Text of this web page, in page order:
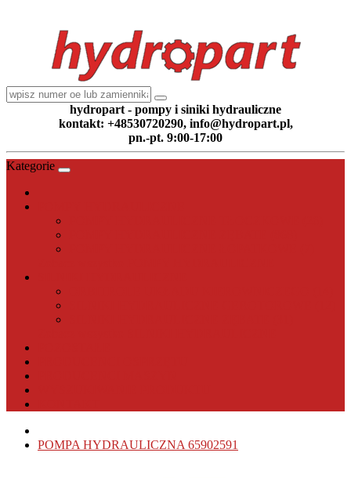
hydropart - pompy i siniki hydrauliczne
kontakt: +48530720290, info@hydropart.pl,
pn.-pt. 9:00-17:00
Kategorie
POMPA HYDRAULICZNA 65902591